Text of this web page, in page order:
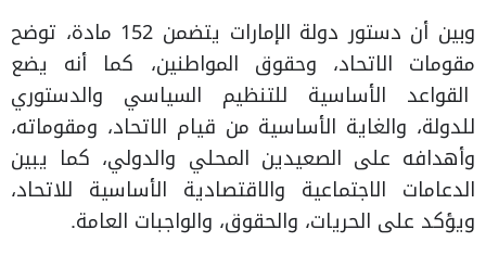
وبين أن دستور دولة الإمارات يتضمن 152 مادة، توضح
مقومات الاتحاد، وحقوق المواطنين، كما أنه يضع
القواعد الأساسية للتنظيم السياسي والدستوري
للدولة، والغاية الأساسية من قيام الاتحاد، ومقوماته،
وأهدافه على الصعيدين المحلي والدولي، كما يبين
الدعامات الاجتماعية والاقتصادية الأساسية للاتحاد،
ويؤكد على الحريات، والحقوق، والواجبات العامة.